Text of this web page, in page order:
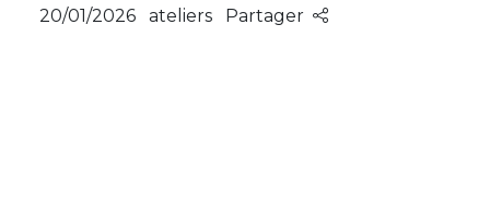
20/01/2026 ateliers Partager